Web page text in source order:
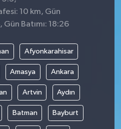
10 km, Gün
Batımı: 18:26
Afyonkarahisar
Amasya Ankara
Artvin Aydın
Batman Bayburt